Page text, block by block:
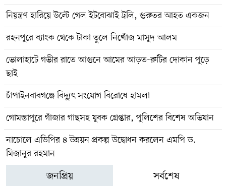
নিয়ন্ত্রণ হারিয়ে উল্টে গেল ইটবোঝাই ট্রলি, গুরুতর আহত একজন
রহনপুরে ব্যাংক থেকে টাকা তুলে নিখোঁজ মাসুদ আলম
ভোলাহাটে গভীর রাতে আগুনে আমের আড়ত-রুটির দোকান পুড়ে
ছাই
চাঁপাইনবাবগঞ্জে বিদ্যুৎ সংযোগ বিরোধে হামলা
গোমস্তাপুরে গাঁজার গাছসহ যুবক গ্রেপ্তার, পুলিশের বিশেষ অভিযান
নাচোলে এডিপির ৪ উন্নয়ন প্রকল্প উদ্বোধন করলেন এমপি ড.
মিজানুর রহমান
জনপ্রিয় সর্বশেষ